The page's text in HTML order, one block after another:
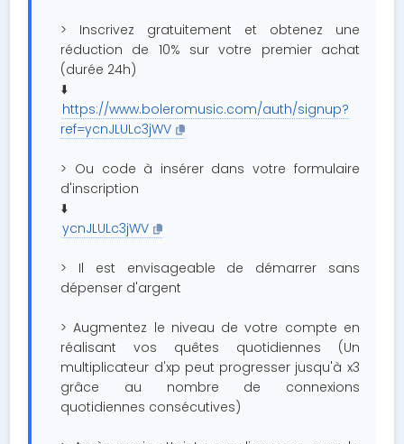
> Inscrivez gratuitement et obtenez une
réduction de 10% sur votre premier achat
(durée 24h)
⬇️
https://www.boleromusic.com/auth/signup?
ref=ycnJLULc3jWV
> Ou code à insérer dans votre formulaire
d'inscription
⬇️
ycnJLULc3jWV
> Il est envisageable de démarrer sans
dépenser d'argent
> Augmentez le niveau de votre compte en
réalisant vos quêtes quotidiennes (Un
multiplicateur d'xp peut progresser jusqu'à x3
grâce au nombre de connexions
quotidiennes consécutives)